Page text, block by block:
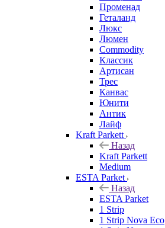
Променад
Геталанд
Люкс
Люмен
Commodity
Классик
Артисан
Трес
Канвас
Юнити
Антик
Лайф
Kraft Parkett
Назад
Kraft Parkett
Medium
ESTA Parket
Назад
ESTA Parket
1 Strip
1 Strip Nova Eco